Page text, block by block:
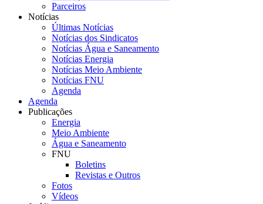
Parceiros
Notícias
Últimas Notícias
Notícias dos Sindicatos
Notícias Água e Saneamento
Notícias Energia
Notícias Meio Ambiente
Notícias FNU
Agenda
Agenda
Publicações
Energia
Meio Ambiente
Água e Saneamento
FNU
Boletins
Revistas e Outros
Fotos
Vídeos